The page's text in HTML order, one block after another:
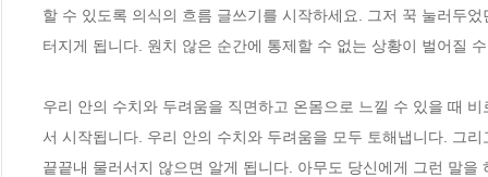
할 수 있도록 의식의 흐름 글쓰기를 시작하세요. 그저 꾹 눌러두
터지게 됩니다. 원치 않은 순간에 통제할 수 없는 상황이 벌어질
우리 안의 수치와 두려움을 직면하고 온몸으로 느낄 수 있을 때
서 시작됩니다. 우리 안의 수치와 두려움을 모두 토해냅니다. 그
끝끝내 물러서지 않으면 알게 됩니다. 아무도 당신에게 그런 말